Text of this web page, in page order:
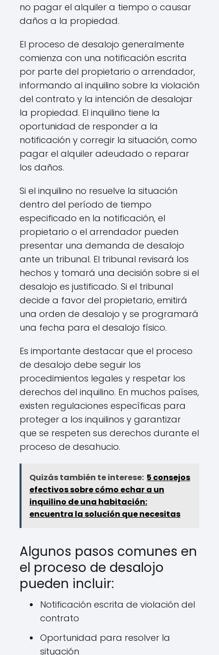
no pagar el alquiler a tiempo o causar
daños a la propiedad.
El proceso de desalojo generalmente
comienza con una notificación escrita
por parte del propietario o arrendador,
informando al inquilino sobre la violación
del contrato y la intención de desalojar
la propiedad. El inquilino tiene la
oportunidad de responder a la
notificación y corregir la situación, como
pagar el alquiler adeudado o reparar
los daños.
Si el inquilino no resuelve la situación
dentro del período de tiempo
especificado en la notificación, el
propietario o el arrendador pueden
presentar una demanda de desalojo
ante un tribunal. El tribunal revisará los
hechos y tomará una decisión sobre si el
desalojo es justificado. Si el tribunal
decide a favor del propietario, emitirá
una orden de desalojo y se programará
una fecha para el desalojo físico.
Es importante destacar que el proceso
de desalojo debe seguir los
procedimientos legales y respetar los
derechos del inquilino. En muchos países,
existen regulaciones específicas para
proteger a los inquilinos y garantizar
que se respeten sus derechos durante el
proceso de desahucio.
Quizás también te interese: 5 consejos
efectivos sobre cómo echar a un
inquilino de una habitación:
encuentra la solución que necesitas
Algunos pasos comunes en
el proceso de desalojo
pueden incluir:
Notificación escrita de violación del
contrato
Oportunidad para resolver la
situación